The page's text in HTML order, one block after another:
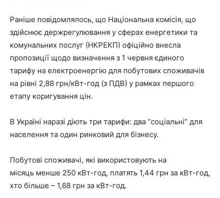
Раніше повідомлялось, що Національна комісія, що
здійснює держрегулювання у сферах енергетики та
комунальних послуг (НКРЕКП) офіційно внесла
пропозиції щодо визначення з 1 червня єдиного
тарифу на електроенергію для побутових споживачів
на рівні 2,88 грн/кВт-год (з ПДВ) у рамках першого
етапу коригування цін.
В Україні наразі діють три тарифи: два “соціальні” для
населення та один ринковий для бізнесу.
Побутові споживачі, які використовують на
місяць менше 250 кВт-год, платять 1,44 грн за кВт-год,
хто більше – 1,68 грн за кВт-год.